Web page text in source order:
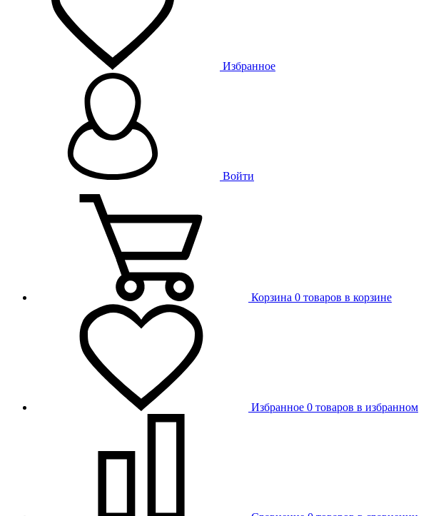
Избранное
Войти
Корзина 0 товаров в корзине
Избранное 0 товаров в избранном